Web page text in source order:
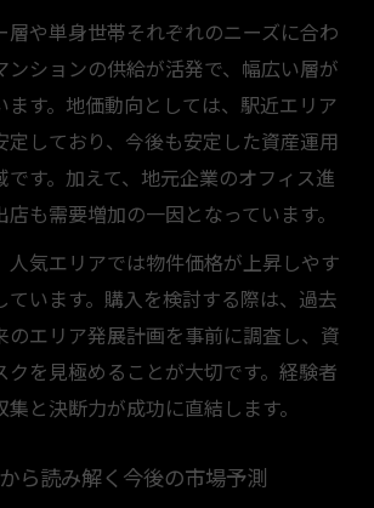
層や単身世帯それぞれのニーズに合わ
ンションの供給が活発で、幅広い層が
ます。地価動向としては、駅近エリア
定しており、今後も安定した資産運用
です。加えて、地元企業のオフィス進
も需要増加の一因となっています。
人気エリアでは物件価格が上昇しやす
ています。購入を検討する際は、過去
のエリア発展計画を事前に調査し、資
クを見極めることが大切です。経験者
と決断力が成功に直結します。
ら読み解く今後の市場予測